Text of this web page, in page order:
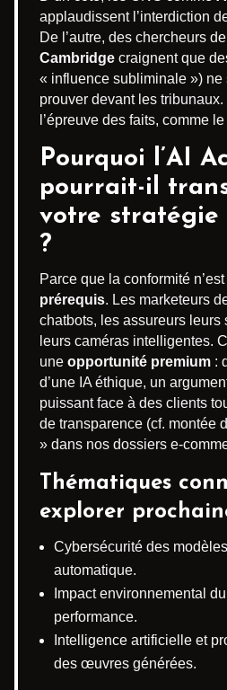
applaudissent l’interdiction
De l’autre, des chercheurs de
Cambridge craignent que
« influence subliminale ») ne
prouver devant les
l’épreuve des faits, comme
Pourquoi l’AI
pourrait-il
votre stratégie
?
Parce que la conformité
prérequis. Les marketeurs
chatbots, les assureurs leurs
leurs caméras intelligentes.
une opportunité premium :
d’une IA éthique, un
puissant face à des clients
de transparence (cf. montée
» dans nos dossiers e-
Thématiques
explorer
Cybersécurité des
automatique.
Impact environnemental
performance.
Intelligence artificielle et
des œuvres générées.